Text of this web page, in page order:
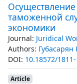
Осуществление
таможенной
экономики
Journal: Juridical
Authors:
DOI: 10.18572/
Article